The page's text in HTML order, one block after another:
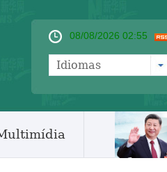
08/08/2026 02:55
Idiomas